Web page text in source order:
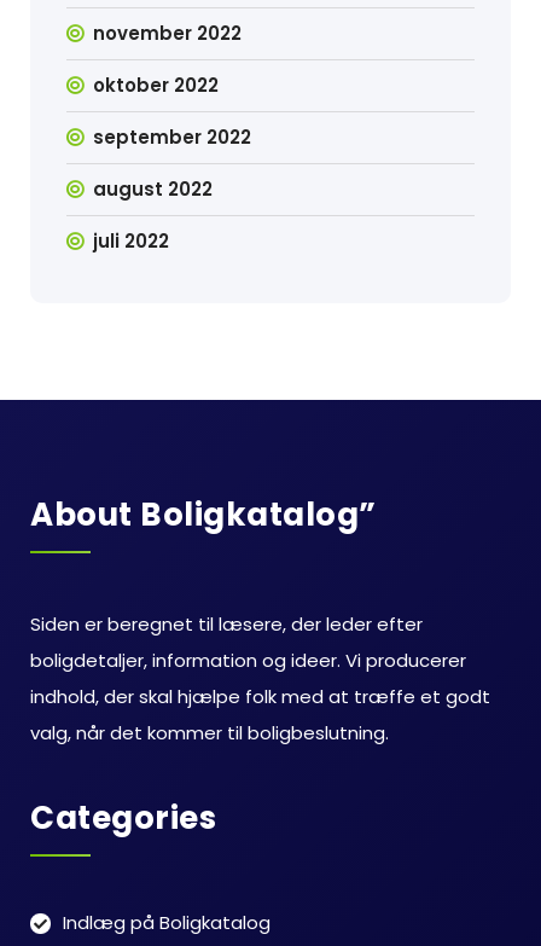
november 2022
oktober 2022
september 2022
august 2022
juli 2022
About Boligkatalog”
Siden er beregnet til læsere, der leder efter
boligdetaljer, information og ideer. Vi producerer
indhold, der skal hjælpe folk med at træffe et godt
valg, når det kommer til boligbeslutning.
Categories
Indlæg på Boligkatalog